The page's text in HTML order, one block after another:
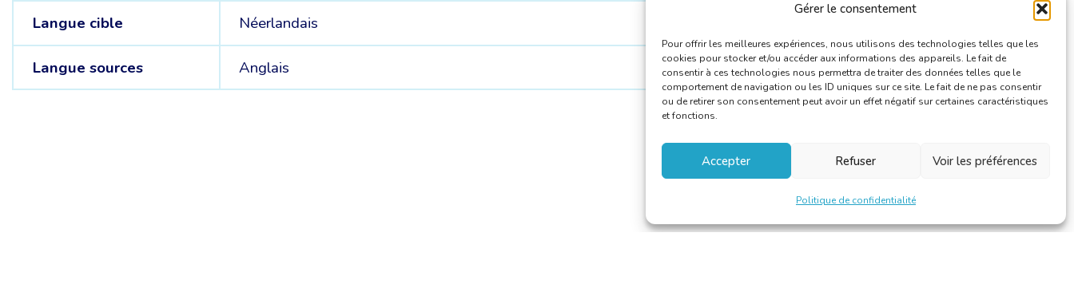
Gérer le consentement
Pour offrir les meilleures expériences, nous utilisons des technologies telles que les
cookies pour stocker et/ou accéder aux informations des appareils. Le fait de
consentir à ces technologies nous permettra de traiter des données telles que le
comportement de navigation ou les ID uniques sur ce site. Le fait de ne pas consentir
ou de retirer son consentement peut avoir un effet négatif sur certaines caractéristiques
et fonctions.
Accepter Refuser Voir les préférences
Politique de confidentialité
Langue cible Néerlandais
Langue sources Anglais